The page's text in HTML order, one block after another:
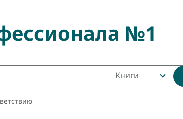
№1
Книги